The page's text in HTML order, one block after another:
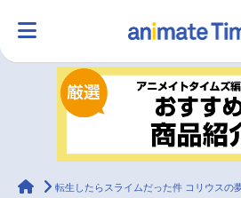
ランキング
ラジオ
animateTimes
転生したらスライムだった件 コリウスの